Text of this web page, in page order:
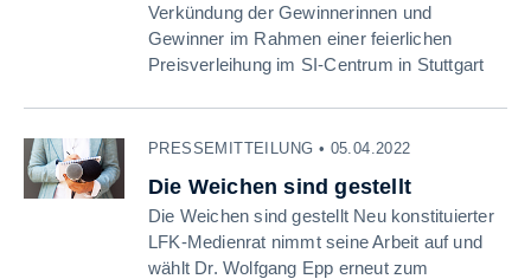
Verkündung der Gewinnerinnen und
Gewinner im Rahmen einer feierlichen
Preisverleihung im SI-Centrum in Stuttgart
PRESSEMITTEILUNG • 05.04.2022
Die Weichen sind gestellt
Die Weichen sind gestellt Neu konstituierter
LFK-Medienrat nimmt seine Arbeit auf und
wählt Dr. Wolfgang Epp erneut zum